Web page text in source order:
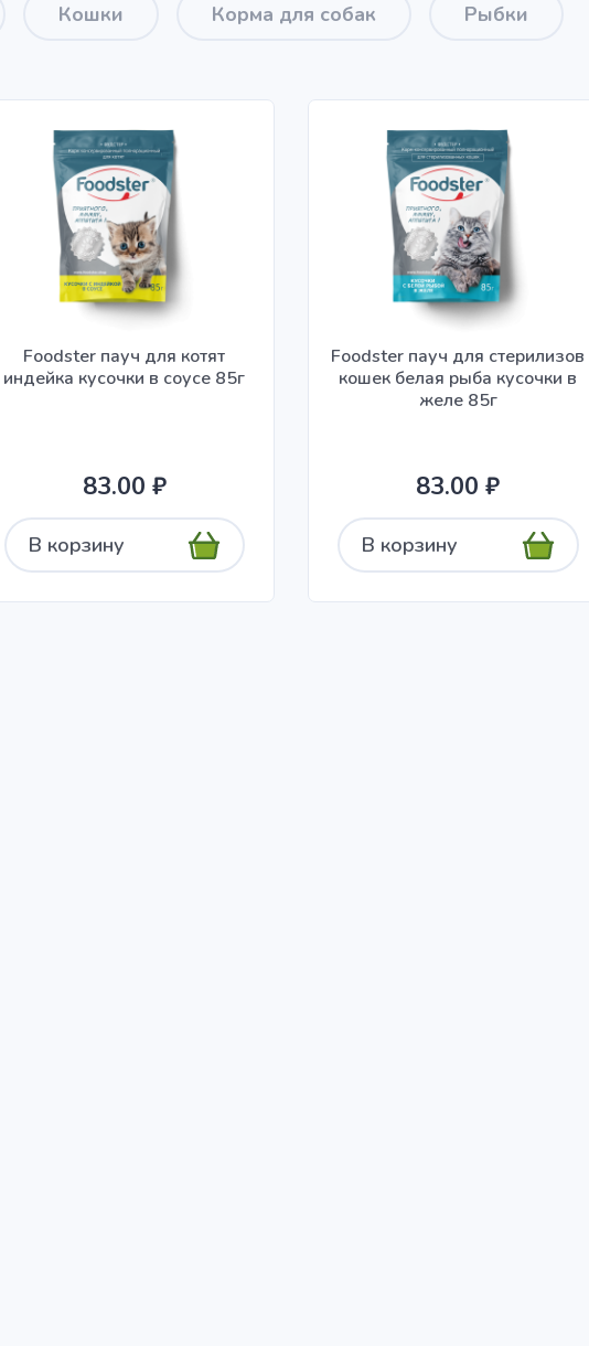
Кошки Корма для собак Рыбки
Foodster пауч для котят
индейка кусочки в соусе 85г
83.00 ₽
В корзину
Foodster пауч для стерилизов
кошек белая рыба кусочки в
желе 85г
83.00 ₽
В корзину